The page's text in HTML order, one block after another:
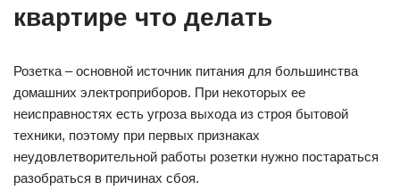
квартире что делать
Розетка – основной источник питания для большинства
домашних электроприборов. При некоторых ее
неисправностях есть угроза выхода из строя бытовой
техники, поэтому при первых признаках
неудовлетворительной работы розетки нужно постараться
разобраться в причинах сбоя.